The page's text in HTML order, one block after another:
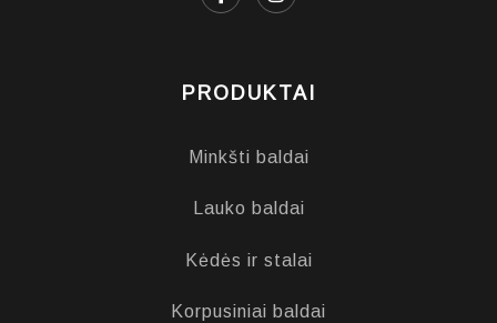
PRODUKTAI
Minkšti baldai
Lauko baldai
Kėdės ir stalai
Korpusiniai baldai